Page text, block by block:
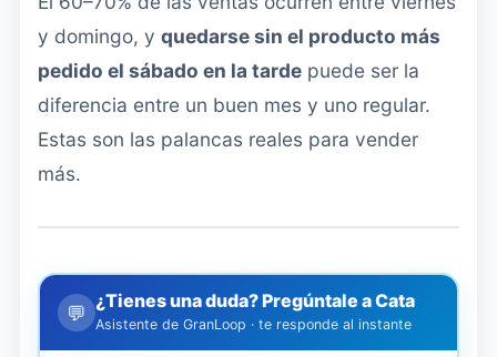
y domingo, y quedarse sin el producto más
pedido el sábado en la tardepuede ser la
diferencia entre un buen mes y uno regular.
Estas son las palancas reales para vender
más.
💬
¿Tienes una duda? Pregúntale a Cata
Asistente de GranLoop · te responde al instante